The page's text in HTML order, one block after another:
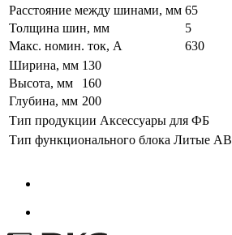
Расстояние между шинами, мм 65
Толщина шин, мм
5
Макс. номин. ток, А
630
Ширина, мм 130
Высота, мм
160
Глубина, мм 200
Тип продукции Аксессуары для ФБ
Тип функционального блока Литые АВ